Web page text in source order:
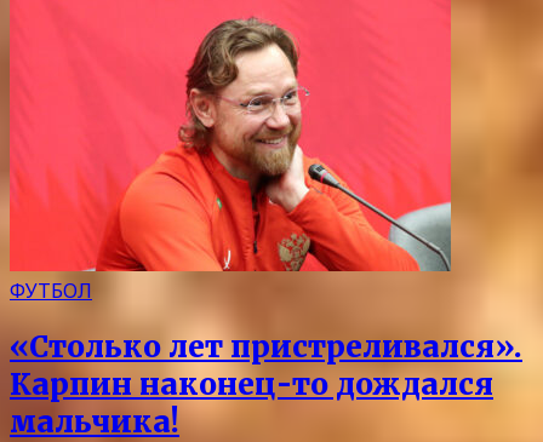
ФУТБОЛ
«Столько лет пристреливался».
Карпин наконец-то дождался
мальчика!